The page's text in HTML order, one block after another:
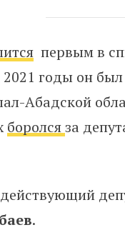
первым в
2021 годы он был
Абадской
боролсяза
действующий
.